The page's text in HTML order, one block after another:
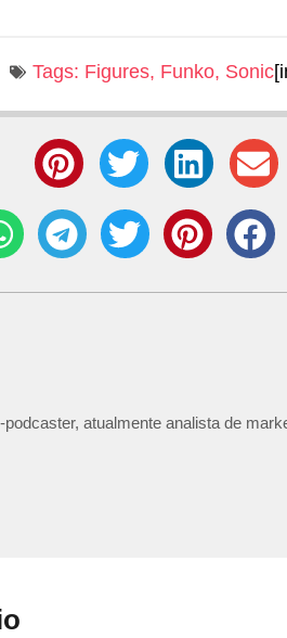
Tags: Figures, Funko, Sonic
atualmente analista de